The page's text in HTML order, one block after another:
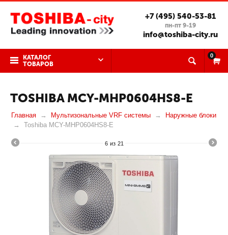
+7 (495) 540-53-81
пн-пт 9-19
info@toshiba-city.ru
КАТАЛОГ
ТОВАРОВ
0
TOSHIBA MCY-MHP0604HS8-E
Главная Мультизональные VRF системы
Наружные блоки
Toshiba MCY-MHP0604HS8-E
6 из 21